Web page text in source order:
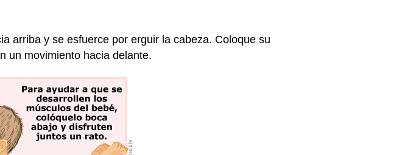
arriba y se esfuerce por erguir la cabeza. Coloque su
un movimiento hacia delante.